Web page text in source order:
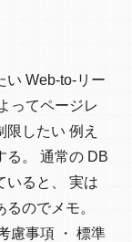
い Web-to-リー
ってページレ
したい 例え
る。 通常の DB
いると、 実は
のでメモ。
慮事項 ・ 標準